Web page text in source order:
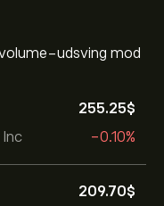
udsving mod
Inc
255.25‎$‎
-0.10%
209.70‎$‎